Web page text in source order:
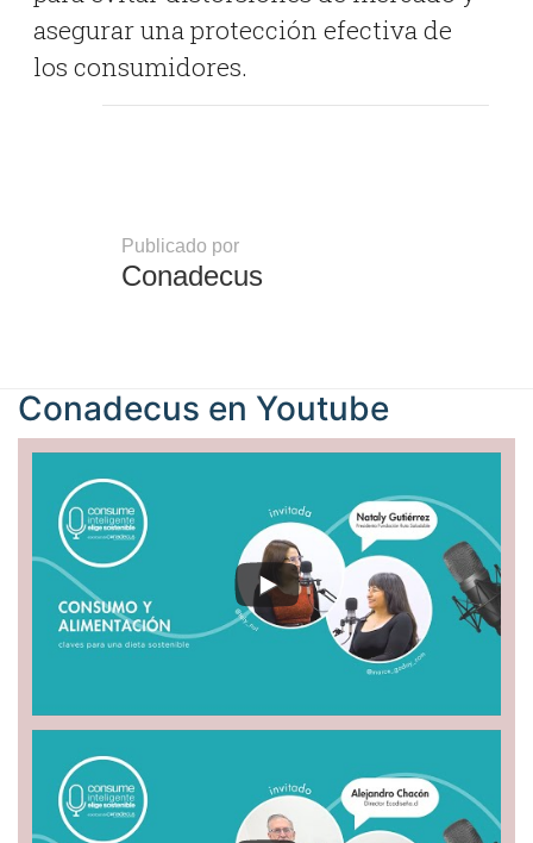
asegurar una protección efectiva de
los consumidores.
Publicado por
Conadecus
Conadecus en Youtube